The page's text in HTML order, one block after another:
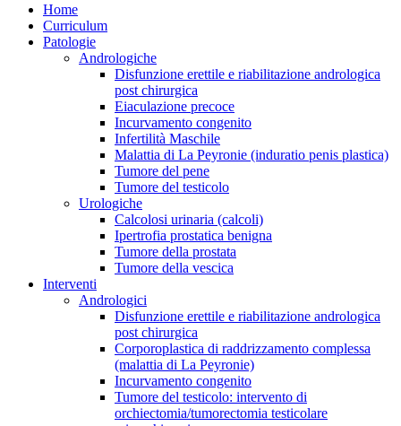
Home
Curriculum
Patologie
Andrologiche
Disfunzione erettile e riabilitazione andrologica
post chirurgica
Eiaculazione precoce
Incurvamento congenito
Infertilità Maschile
Malattia di La Peyronie (induratio penis plastica)
Tumore del pene
Tumore del testicolo
Urologiche
Calcolosi urinaria (calcoli)
Ipertrofia prostatica benigna
Tumore della prostata
Tumore della vescica
Interventi
Andrologici
Disfunzione erettile e riabilitazione andrologica
post chirurgica
Corporoplastica di raddrizzamento complessa
(malattia di La Peyronie)
Incurvamento congenito
Tumore del testicolo: intervento di
orchiectomia/tumorectomia testicolare